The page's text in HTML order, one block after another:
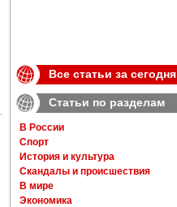
Все статьи за сегодня
Статьи по разделам
В России
Спорт
История и культура
Скандалы и происшествия
В мире
Экономика